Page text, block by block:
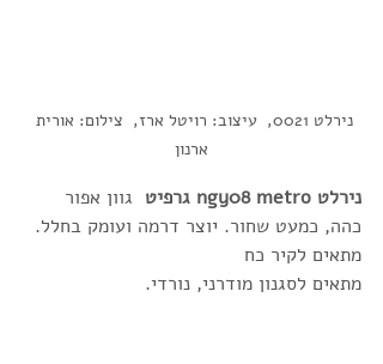
נירלט 0021,  עיצוב: רויטל ארז,  צילום: אורית
ארנון
נירלט ngy08 metro גרפיט
גוון אפור
כהה, כמעט שחור. יוצר דרמה ועומק בחלל.
מתאים לקיר כח
מתאים לסגנון מודרני, נורדי.